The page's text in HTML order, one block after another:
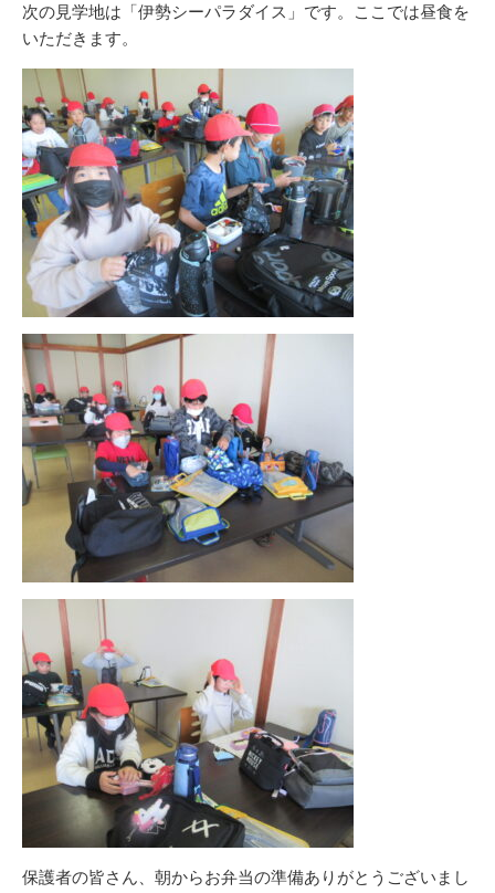
次の見学地は「伊勢シーパラダイス」です。ここでは昼食を
いただきます。
保護者の皆さん、朝からお弁当の準備ありがとうございまし